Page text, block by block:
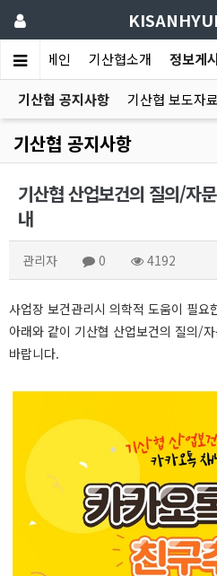
메인 기산협소개 정보게
기산협 공지사항 기산협 보도자료
기산협 공지사항
기산협 산업보건의 질의/자
내
관리자 0 4192
사업장 보건관리시 의학적 도움이 필요
아래와 같이 기산협 산업보건의 질의/
바랍니다.